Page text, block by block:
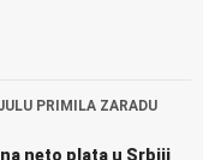
PRIMILA ZARADU
neto plata u Srbiji